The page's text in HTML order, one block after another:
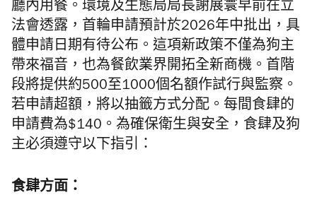
廳內用餐 。環境及生態局局長謝展寰早前在立
法會透露，首輪申請預計於2026年中批出，具
體申請日期有待公布。這項新政策不僅為狗主
帶來福音，也為餐飲業界開拓全新商機。首階
段將提供約500至1000個名額作試行與監察。
若申請超額，將以抽籤方式分配。每間食肆的
申請費為$140。為確保衛生與安全，食肆及狗
主必須遵守以下指引：
食肆方面：